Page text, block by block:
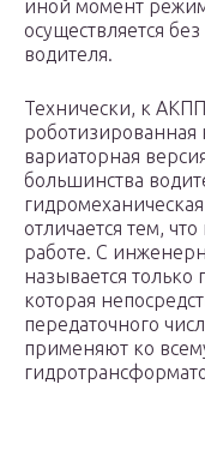
иной момент
осуществляется
водителя.
Технически, к
роботизированная
вариаторная
большинства
отличается тем,
работе. С
называется только
которая
передаточного
применяют ко